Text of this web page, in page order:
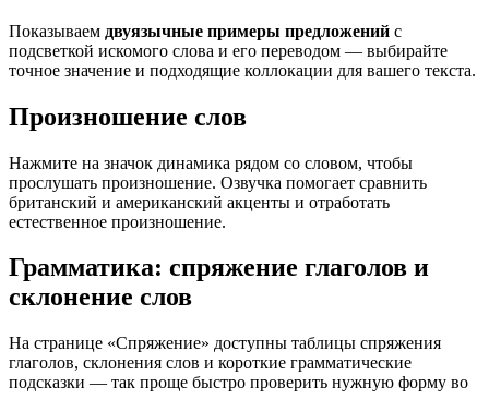
Показываем двуязычные примеры предложений с
подсветкой искомого слова и его переводом — выбирайте
точное значение и подходящие коллокации для вашего текста.
Произношение слов
Нажмите на значок динамика рядом со словом, чтобы
прослушать произношение. Озвучка помогает сравнить
британский и американский акценты и отработать
естественное произношение.
Грамматика: спряжение глаголов и
склонение слов
На странице «Спряжение» доступны таблицы спряжения
глаголов, склонения слов и короткие грамматические
подсказки — так проще быстро проверить нужную форму во